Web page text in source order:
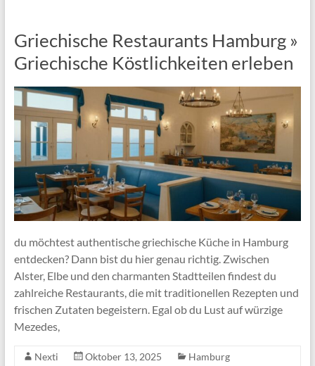
Griechische Restaurants Hamburg »
Griechische Köstlichkeiten erleben
du möchtest authentische griechische Küche in Hamburg
entdecken? Dann bist du hier genau richtig. Zwischen
Alster, Elbe und den charmanten Stadtteilen findest du
zahlreiche Restaurants, die mit traditionellen Rezepten und
frischen Zutaten begeistern. Egal ob du Lust auf würzige
Mezedes,
Nexti Oktober 13, 2025
Hamburg